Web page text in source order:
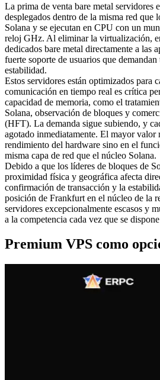
La prima de venta bare metal servidores
desplegados dentro de la misma red que
Solana y se ejecutan en CPU con un
reloj GHz. Al eliminar la virtualización,
dedicados bare metal directamente a las
fuerte soporte de usuarios que
estabilidad.
Estos servidores están optimizados para
comunicación en tiempo real es crítica
capacidad de memoria, como el
Solana, observación de bloques y
(HFT). La demanda sigue subiendo, y
agotado inmediatamente. El mayor valor
rendimiento del hardware sino en el
misma capa de red que el núcleo Solana.
Debido a que los líderes de bloques de
proximidad física y geográfica afecta
confirmación de transacción y la
posición de Frankfurt en el núcleo de la
servidores excepcionalmente escasos y
a la competencia cada vez que se
Premium VPS como